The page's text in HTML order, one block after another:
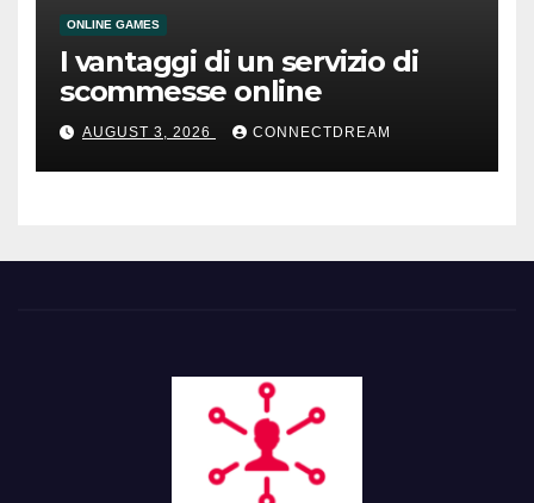
ONLINE GAMES
I vantaggi di un servizio di
scommesse online
AUGUST 3, 2026 CONNECTDREAM